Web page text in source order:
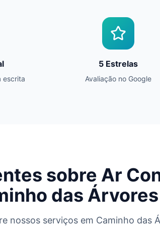
escrita
5 Estrelas
Avaliação no Google
sobre Ar
das Árvores
nossos serviços em Caminho das